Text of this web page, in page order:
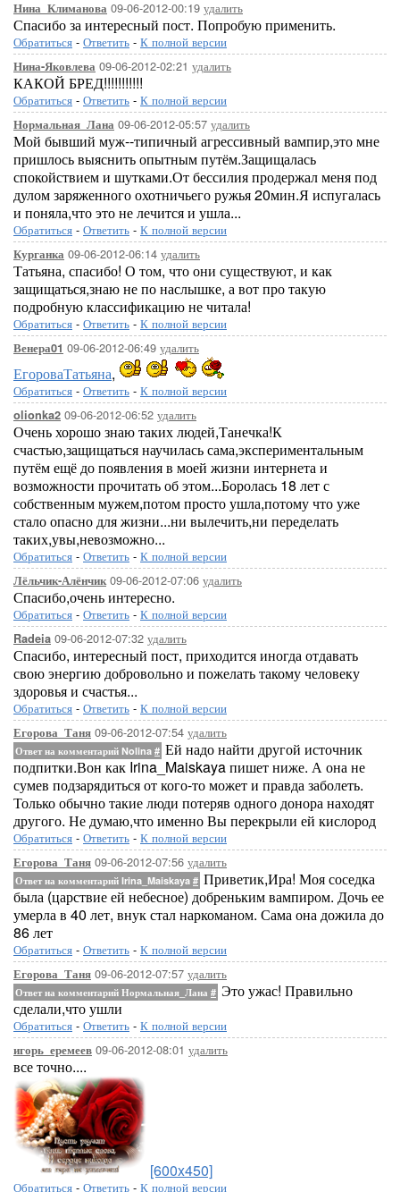
Нина_Климанова 09-06-2012-00:19 удалить
Спасибо за интересный пост. Попробую применить.
Обратиться - Ответить - К полной версии
Нина-Яковлева 09-06-2012-02:21 удалить
КАКОЙ БРЕД!!!!!!!!!!!
Обратиться - Ответить - К полной версии
Нормальная_Лана 09-06-2012-05:57 удалить
Мой бывший муж--типичный агрессивный вампир,это мне
пришлось выяснить опытным путём.Защищалась
спокойствием и шутками.От бессилия продержал меня под
дулом заряженного охотничьего ружья 20мин.Я испугалась
и поняла,что это не лечится и ушла...
Обратиться - Ответить - К полной версии
Курганка 09-06-2012-06:14 удалить
Татьяна, спасибо! О том, что они существуют, и как
защищаться,знаю не по наслышке, а вот про такую
подробную классификацию не читала!
Обратиться - Ответить - К полной версии
Венера01 09-06-2012-06:49 удалить
ЕгороваТатьяна,
Обратиться - Ответить - К полной версии
olionka2 09-06-2012-06:52 удалить
Очень хорошо знаю таких людей,Танечка!К
счастью,защищаться научилась сама,экспериментальным
путём ещё до появления в моей жизни интернета и
возможности прочитать об этом...Боролась 18 лет с
собственным мужем,потом просто ушла,потому что уже
стало опасно для жизни...ни вылечить,ни переделать
таких,увы,невозможно...
Обратиться - Ответить - К полной версии
Лёльчик-Алёнчик09-06-2012-07:06 удалить
Спасибо,очень интересно.
Обратиться - Ответить - К полной версии
Radeia 09-06-2012-07:32 удалить
Спасибо, интересный пост, приходится иногда отдавать
свою энергию добровольно и пожелать такому человеку
здоровья и счастья...
Обратиться - Ответить - К полной версии
Егорова_Таня 09-06-2012-07:54 удалить
Ответ на комментарий Nolina # Ей надо найти другой источник
подпитки.Вон как Irina_Maiskaya пишет ниже. А она не
сумев подзарядиться от кого-то может и правда заболеть.
Только обычно такие люди потеряв одного донора находят
другого. Не думаю,что именно Вы перекрыли ей кислород
Обратиться - Ответить - К полной версии
Егорова_Таня 09-06-2012-07:56 удалить
Ответ на комментарий Irina_Maiskaya # Приветик,Ира! Моя соседка
была (царствие ей небесное) добреньким вампиром. Дочь ее
умерла в 40 лет, внук стал наркоманом. Сама она дожила до
86 лет
Обратиться - Ответить - К полной версии
Егорова_Таня 09-06-2012-07:57 удалить
Ответ на комментарий Нормальная_Лана # Это ужас! Правильно
сделали,что ушли
Обратиться - Ответить - К полной версии
игорь_еремеев 09-06-2012-08:01 удалить
все точно....
[600x450]
Обратиться - Ответить - К полной версии